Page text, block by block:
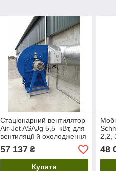
Стаціонарний вентилятор
Aiг-Jet ASAJg 5,5 кВт, для
вентиляції й охолодження
зерна
57 137₴
Купити
2,2,
48